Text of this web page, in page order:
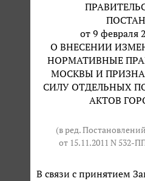
от 9 февраля
О ВНЕСЕНИИ
НОРМАТИВНЫЕ
МОСКВЫ И
СИЛУ ОТДЕЛЬНЫХ
АКТОВ
(в ред.
от 15.11.2011 N 532-
В связи с принятием